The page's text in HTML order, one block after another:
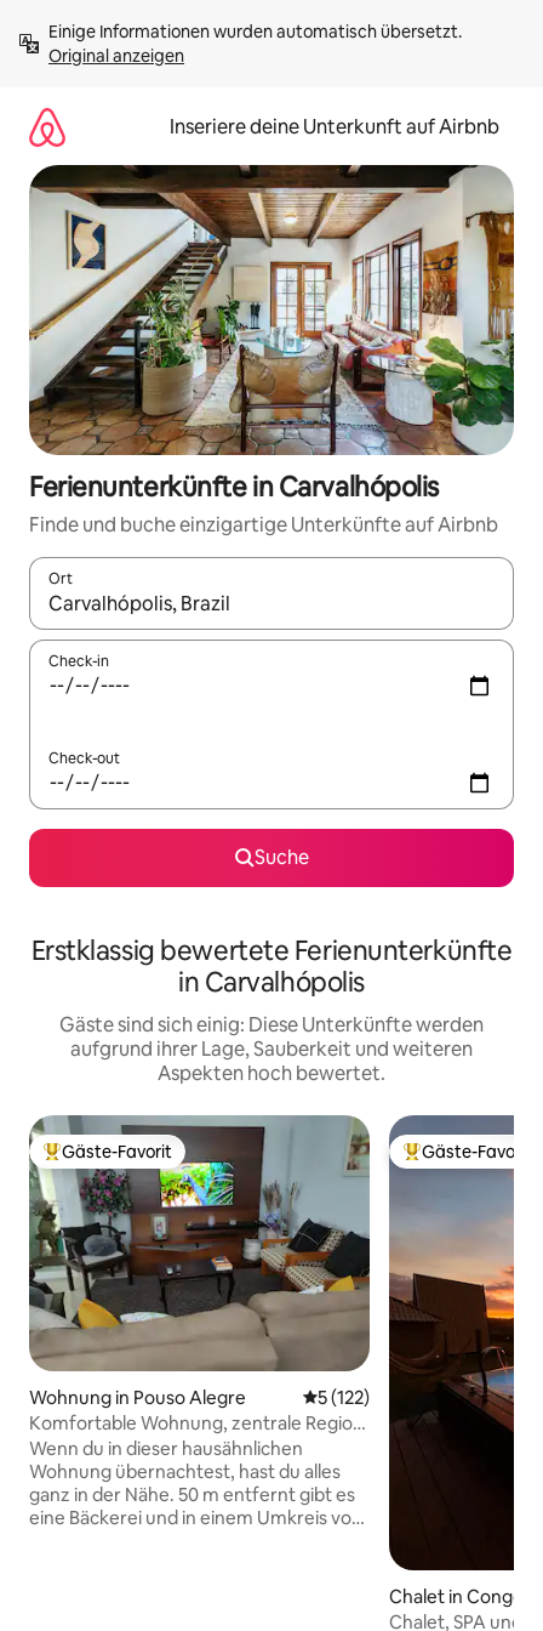
Inhalten
springenOriginal anzeigen
Inseriere deine Unterkunft auf Airbnb
Ferienunterkünfte in Carvalhópolis
Finde und buche einzigartige Unterkünfte auf Airbnb
Ort
Wenn Ergebnisse verfügbar sind, navigiere mit den
Check-in
Check-out
Suche
Erstklassig bewertete Ferienunterkünfte
in Carvalhópolis
Gäste sind sich einig: Diese Unterkünfte werden
aufgrund ihrer Lage, Sauberkeit und weiteren
Aspekten hoch bewertet.
Beliebter Gäste-Favorit.
Gäste-Favorit
Wohnung in Pouso Alegre Durchschnittliche
5 (122)
Komfortable Wohnung, zentrale Region
der Stadt
Wenn du in dieser hausähnlichen
Wohnung übernachtest, hast du alles
ganz in der Nähe. 50 m entfernt gibt es
eine Bäckerei und in einem Umkreis von
Beliebter Gäste-
Gäste-Favorit
Chalet in
Chalet, SPA und